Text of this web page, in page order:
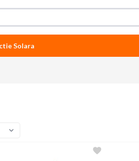
Solara